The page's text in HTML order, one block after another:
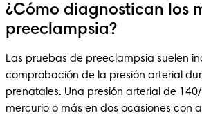
¿Cómo diagnostican los
preeclampsia?
Las pruebas de preeclampsia suelen
comprobación de la presión arterial
prenatales. Una presión arterial de
mercurio o más en dos ocasiones con